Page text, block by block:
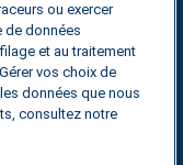
ou exercer
de données
et au traitement
vos choix de
données que nous
consultez notre